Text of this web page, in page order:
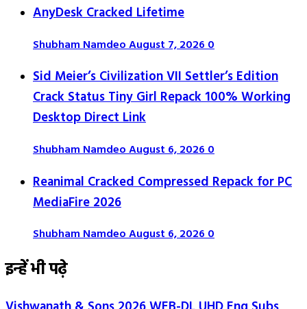
AnyDesk Cracked Lifetime
Shubham NamdeoAugust 7, 20260
Sid Meier’s Civilization VII Settler’s Edition
Crack Status Tiny Girl Repack 100% Working
Desktop Direct Link
Shubham NamdeoAugust 6, 20260
Reanimal Cracked Compressed Repack for PC
MediaFire 2026
Shubham NamdeoAugust 6, 20260
इन्हें भी पढ़े